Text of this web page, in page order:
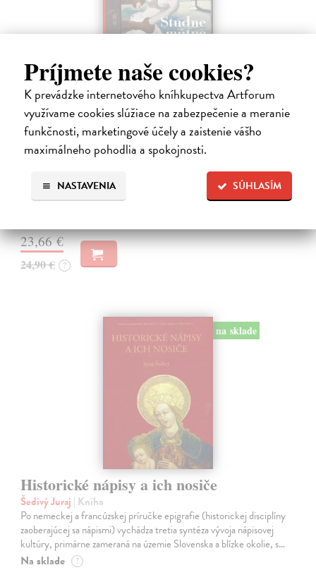
Príjmete naše cookies?
K prevádzke internetového kníhkupectva Artforum
využívame cookies slúžiace na zabezpečenie a meranie
funkčnosti, marketingové účely a zaistenie vášho
maximálneho pohodlia a spokojnosti.
SÚHLASÍM
NASTAVENIA
Studne mútne
Getting Peter | Kniha
Sú ikonickými postavami našej kultúry. Postavili im sochy a
pomenovali po nich ulice, majú svoje nespochybniteľné miesto v
lexikónoch literatúry aj učebniciach, slovenské moderné umenie sa
bez nich nedá…
23,66 €
24,90 € ?
na sklade
Historické nápisy a ich nosiče
Šedivý Juraj | Kniha
Po nemeckej a francúzskej príručke epigrafie (historickej disciplíny
zaoberajúcej sa nápismi) vychádza tretia syntéza vývoja nápisovej
kultúry, primárne zameraná na územie Slovenska a blízke okolie, s…
Na sklade ?